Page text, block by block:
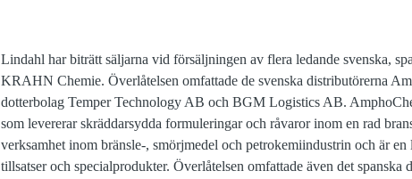
Lindahl har biträtt säljarna vid försäljningen av flera ledande svenska,
KRAHN Chemie. Överlåtelsen omfattade de svenska distributörerna
dotterbolag Temper Technology AB och BGM Logistics AB.
som levererar skräddarsydda formuleringar och råvaror inom en rad
verksamhet inom bränsle-, smörjmedel och petrokemiindustrin och är
tillsatser och specialprodukter. Överlåtelsen omfattade även det